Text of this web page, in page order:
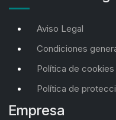
Aviso Legal
Condiciones
Política de cookies
Política de
Empresa